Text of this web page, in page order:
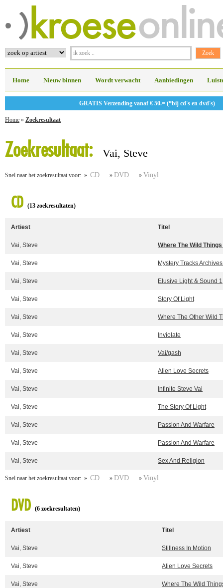
Home Nieuw binnen Wordt verwacht Aanbiedingen
GRATIS Verzending vanaf € 50.= (*bij cd's en dvd's)
Home » Zoekresultaat
Zoekresultaat: Vai, Steve
Snel naar het zoekresultaat voor: » CD » DVD » Vinyl
CD (13 zoekresultaten)
Artiest Titel
Vai, Steve Where The Wild
Vai, Steve Mystery Tracks
Vai, Steve Elusive Light & Sound 1
Vai, Steve Story Of Light
Vai, Steve Where The Other Wild
Vai, Steve Inviolate
Vai, Steve Vai/gash
Vai, Steve Alien Love Secrets
Vai, Steve Infinite Steve Vai
Vai, Steve The Story Of Light
Vai, Steve Passion And Warfare
Vai, Steve Passion And Warfare
Vai, Steve Sex And Religion
Snel naar het zoekresultaat voor: » CD » DVD » Vinyl
DVD (6 zoekresultaten)
Artiest Titel
Vai, Steve Stillness In Motion
Vai, Steve Alien Love Secrets
Vai, Steve Where The Wild